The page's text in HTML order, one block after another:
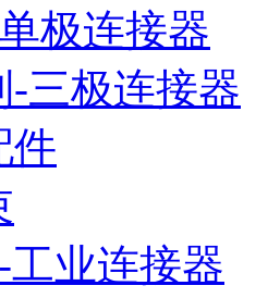
极连接器
-三极连接器
件
工业连接器